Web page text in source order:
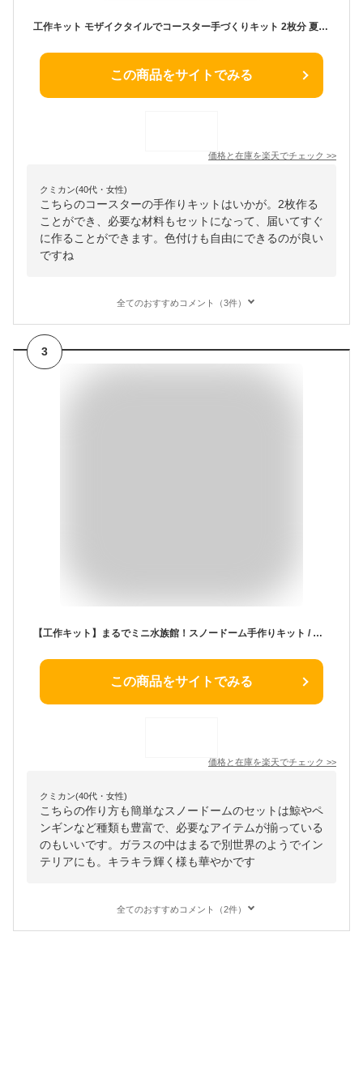
工作キット モザイクタイルでコースター手づくりキット 2枚分 夏休み 男の子 女の子 小学生 低学年 高学年 子供 幼児 大人向け 子供会 敬老の日
この商品をサイトでみる
価格と在庫を楽天でチェック >>
クミカン(40代・女性)
こちらのコースターの手作りキットはいかが。2枚作る
ことができ、必要な材料もセットになって、届いてすぐ
に作ることができます。色付けも自由にできるのが良い
ですね
全てのおすすめコメント（3件）
3
【工作キット】まるでミニ水族館！スノードーム手作りキット / こどもの日 GW 夏休み イベント 小学生 低学年 中学年 高学年 男の子 女の子 子供会 自由研究 工作 宿題 貝殻 プレゼント
この商品をサイトでみる
価格と在庫を楽天でチェック >>
クミカン(40代・女性)
こちらの作り方も簡単なスノードームのセットは鯨やペ
ンギンなど種類も豊富で、必要なアイテムが揃っている
のもいいです。ガラスの中はまるで別世界のようでイン
テリアにも。キラキラ輝く様も華やかです
全てのおすすめコメント（2件）